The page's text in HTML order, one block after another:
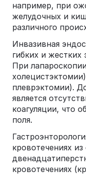
например, при
желудочных и
различного
Инвазивная
гибких и
При
плеврэктомии).
является
коагуляции, что
поля.
кровотечениях
кровотечениях